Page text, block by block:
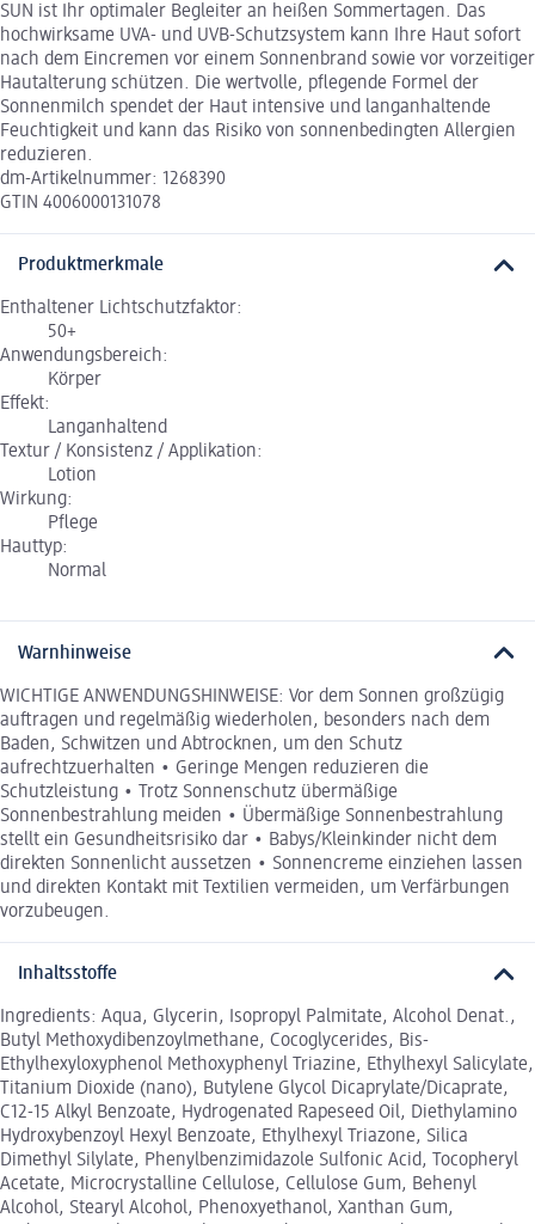
SUN ist Ihr optimaler Begleiter an heißen Sommertagen. Das
hochwirksame UVA- und UVB-Schutzsystem kann Ihre Haut sofort
nach dem Eincremen vor einem Sonnenbrand sowie vor vorzeitiger
Hautalterung schützen. Die wertvolle, pflegende Formel der
Sonnenmilch spendet der Haut intensive und langanhaltende
Feuchtigkeit und kann das Risiko von sonnenbedingten Allergien
reduzieren.
dm-Artikelnummer: 1268390
GTIN 4006000131078
Produktmerkmale
Enthaltener Lichtschutzfaktor:
50+
Anwendungsbereich:
Körper
Effekt:
Langanhaltend
Textur / Konsistenz / Applikation:
Lotion
Wirkung:
Pflege
Hauttyp:
Normal
Warnhinweise
WICHTIGE ANWENDUNGSHINWEISE: Vor dem Sonnen großzügig
auftragen und regelmäßig wiederholen, besonders nach dem
Baden, Schwitzen und Abtrocknen, um den Schutz
aufrechtzuerhalten • Geringe Mengen reduzieren die
Schutzleistung • Trotz Sonnenschutz übermäßige
Sonnenbestrahlung meiden • Übermäßige Sonnenbestrahlung
stellt ein Gesundheitsrisiko dar • Babys/Kleinkinder nicht dem
direkten Sonnenlicht aussetzen • Sonnencreme einziehen lassen
und direkten Kontakt mit Textilien vermeiden, um Verfärbungen
vorzubeugen.
Inhaltsstoffe
Ingredients: Aqua, Glycerin, Isopropyl Palmitate, Alcohol Denat.,
Butyl Methoxydibenzoylmethane, Cocoglycerides, Bis-
Ethylhexyloxyphenol Methoxyphenyl Triazine, Ethylhexyl Salicylate,
Titanium Dioxide (nano), Butylene Glycol Dicaprylate/Dicaprate,
C12-15 Alkyl Benzoate, Hydrogenated Rapeseed Oil, Diethylamino
Hydroxybenzoyl Hexyl Benzoate, Ethylhexyl Triazone, Silica
Dimethyl Silylate, Phenylbenzimidazole Sulfonic Acid, Tocopheryl
Acetate, Microcrystalline Cellulose, Cellulose Gum, Behenyl
Alcohol, Stearyl Alcohol, Phenoxyethanol, Xanthan Gum,